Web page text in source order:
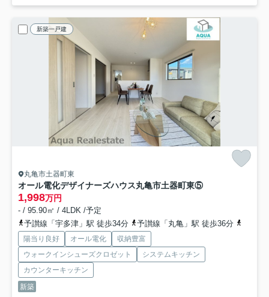
新築一戸建
丸亀市土器町東
オール電化デザイナーズハウス丸亀市土器町東⑤
1,998万円
- / 95.90㎡ / 4LDK /予定
予讃線「宇多津」駅 徒歩34分
予讃線「丸亀」駅 徒歩36分
陽当り良好 オール電化
収納豊富
ウォークインシューズクロゼット
システムキッチン
カウンターキッチン
新築